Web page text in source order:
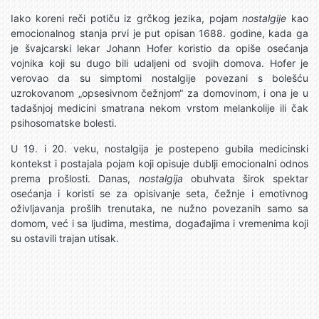
Iako koreni reči potiču iz grčkog jezika, pojamnostalgijekao
emocionalnog stanja prvi je put opisan 1688. godine, kada ga
je švajcarski lekar Johann Hofer koristio da opiše osećanja
vojnika koji su dugo bili udaljeni od svojih domova. Hofer je
verovao da su simptomi nostalgije povezani s bolešću
uzrokovanom „opsesivnom čežnjom“ za domovinom, i ona je u
tadašnjoj medicini smatrana nekom vrstom melankolije ili čak
psihosomatske bolesti.
U 19. i 20. veku, nostalgija je postepeno gubila medicinski
kontekst i postajala pojam koji opisuje dublji emocionalni odnos
prema prošlosti. Danas, nostalgija obuhvata širok spektar
osećanja i koristi se za opisivanje seta, čežnje i emotivnog
oživljavanja prošlih trenutaka, ne nužno povezanih samo sa
domom, već i sa ljudima, mestima, događajima i vremenima koji
su ostavili trajan utisak.